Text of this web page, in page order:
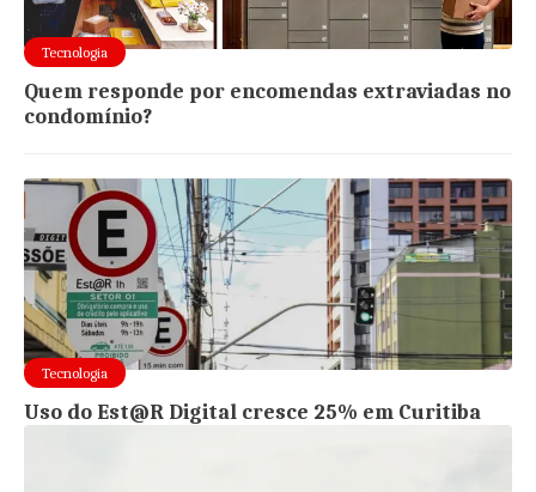
Tecnologia
Quem responde por encomendas extraviadas no
condomínio?
Tecnologia
Uso do Est@R Digital cresce 25% em Curitiba